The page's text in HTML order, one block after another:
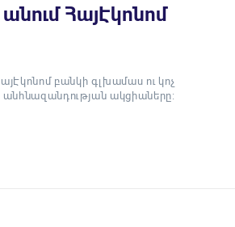
ՀայԷկոնոմ
բանկի գլխամաս ու կոչ
անհնազանդության ակցիաները: